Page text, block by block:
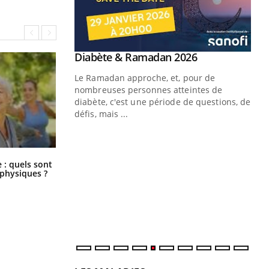
: quels sont
?
Mains : se
tout nouveau
piscine,
Nos mains
Youtube
Diabète & Ramadan 2026Youtube
Le Ramadan approche, et, pour de
nombreuses personnes atteintes de
diabète, c'est une période de questions, de
défis, mais ...